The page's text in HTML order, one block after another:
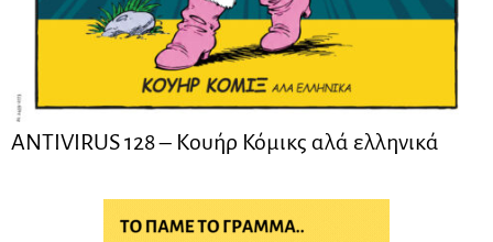
ANTIVIRUS 128 – Kουήρ Κόμικς αλά ελληνικά